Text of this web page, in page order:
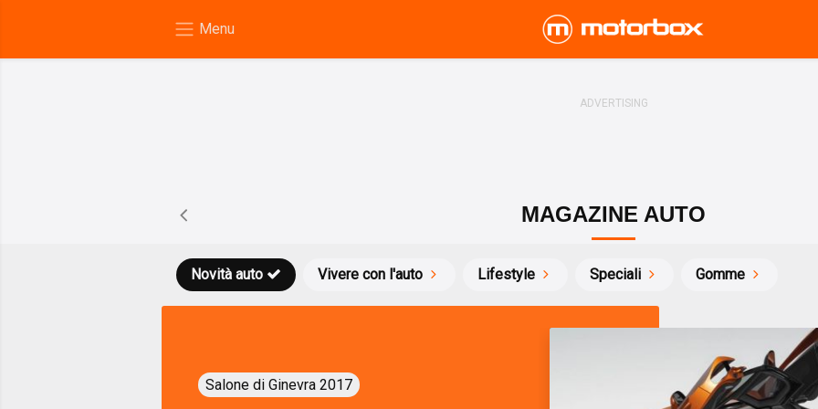
MAGAZINE AUTO
Novità auto Vivere con l'auto Lifestyle Speciali Gomme
Salone di Ginevra 2017